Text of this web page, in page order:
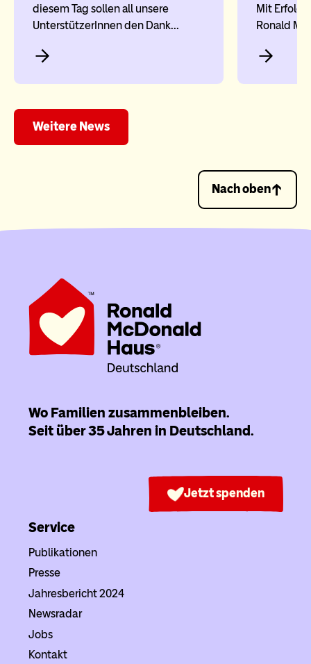
diesem Tag sollen all unsere
UnterstützerInnen den Dank…
Mit Erfolg:
Ronald
Weitere News
Nach oben
Wo Familien zusammenbleiben.
Seit über 35 Jahren in Deutschland.
Jetzt spenden
Service
Publikationen
Presse
Jahresbericht 2024
Newsradar
Jobs
Kontakt